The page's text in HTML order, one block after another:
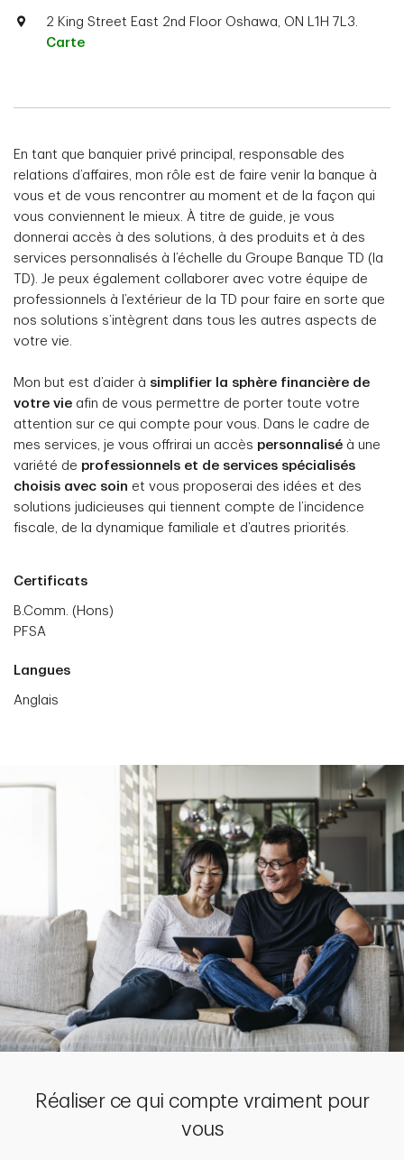
2 King Street East 2nd Floor Oshawa, ON L1H 7L3.
Carte
En tant que banquier privé principal, responsable des
relations d’affaires, mon rôle est de faire venir la banque à
vous et de vous rencontrer au moment et de la façon qui
vous conviennent le mieux. À titre de guide, je vous
donnerai accès à des solutions, à des produits et à des
services personnalisés à l’échelle du Groupe Banque TD (la
TD). Je peux également collaborer avec votre équipe de
professionnels à l’extérieur de la TD pour faire en sorte que
nos solutions s’intègrent dans tous les autres aspects de
votre vie.
Mon but est d’aider à simplifier la sphère financière de
votre vie afin de vous permettre de porter toute votre
attention sur ce qui compte pour vous. Dans le cadre de
mes services, je vous offrirai un accès personnalisé à une
variété de professionnels et de services spécialisés
choisis avec soin et vous proposerai des idées et des
solutions judicieuses qui tiennent compte de l’incidence
fiscale, de la dynamique familiale et d’autres priorités.
Certificats
B.Comm. (Hons)
PFSA
Langues
Anglais
Réaliser ce qui compte vraiment pour
vous